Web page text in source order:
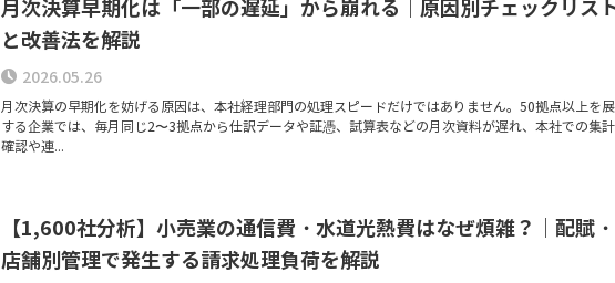
月次決算早期化は「一部の遅延」から崩れる｜原因別チェックリス
と改善法を解説
2026.05.26
月次決算の早期化を妨げる原因は、本社経理部門の処理スピードだけではありません。50拠点以上を
する企業では、毎月同じ2〜3拠点から仕訳データや証憑、試算表などの月次資料が遅れ、本社での集計
確認や連...
【1,600社分析】小売業の通信費・水道光熱費はなぜ煩雑？｜配賦・
店舗別管理で発生する請求処理負荷を解説